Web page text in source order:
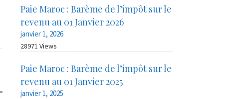
Paie Maroc : Barème de l’impôt sur le
revenu au 01 Janvier 2026
janvier 1, 2026
28971 Views
Paie Maroc : Barème de l’impôt sur le
revenu au 01 Janvier 2025
janvier 1, 2025